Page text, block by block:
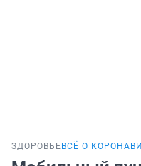
ЗДОРОВЬЕ ВСЁ О